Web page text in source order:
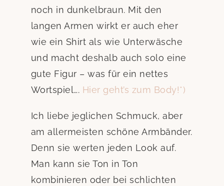
noch in dunkelbraun. Mit den
langen Armen wirkt er auch eher
wie ein Shirt als wie Unterwäsche
und macht deshalb auch solo eine
gute Figur – was für ein nettes
Wortspiel…. Hier geht’s zum Body!*)
Ich liebe jeglichen Schmuck, aber
am allermeisten schöne Armbänder.
Denn sie werten jeden Look auf.
Man kann sie Ton in Ton
kombinieren oder bei schlichten